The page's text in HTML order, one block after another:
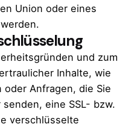
Union oder eines
und zum
Inhalte, wie
Anfragen, die Sie
eine SSL- bzw.
verschlüsselte